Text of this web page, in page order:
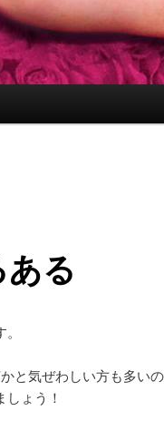
る
と気ぜわしい方も多いの
ょう！